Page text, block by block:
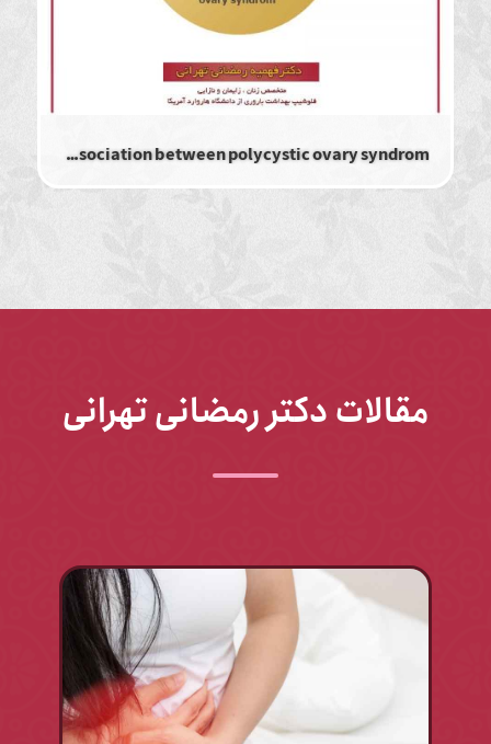
The lack of association between polycystic ovary syndrom
مقالات دکتر رمضانی تهرانی